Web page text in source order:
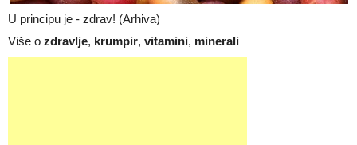
U principu je - zdrav! (Arhiva)
Više o zdravlje, krumpir, vitamini, minerali